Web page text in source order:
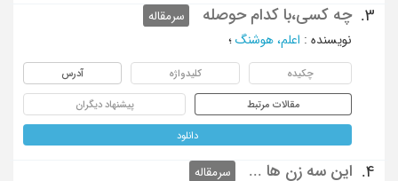
3. چه کسی،با کدام حوصله
سرمقاله
نویسنده : اعلم، هوشنگ ؛
چکیده کلیدواژه آدرس
مقالات مرتبط پیشنهاد دیگران
دانلود
4. این سه زن ها ...
سرمقاله